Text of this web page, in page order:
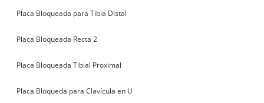
Placa Bloqueada para Tibia Distal
Placa Bloqueada Recta 2
Placa Bloqueada Tibial Proximal
Placa Bloqueda para Clavícula en U